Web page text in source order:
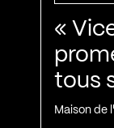
«
tous
Maison de